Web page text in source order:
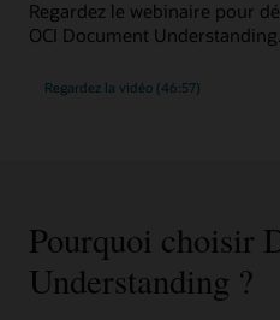
Regardez le webinaire pour
OCI Document Understanding.
Regardez la vidéo (46:57)
Pourquoi choisir
Understanding ?